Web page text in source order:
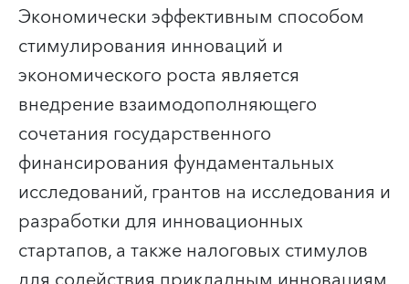
Экономически эффективным способом
стимулирования инноваций и
экономического роста является
внедрение взаимодополняющего
сочетания государственного
финансирования фундаментальных
исследований, грантов на исследования и
разработки для инновационных
стартапов, а также налоговых стимулов